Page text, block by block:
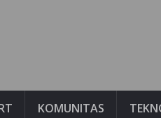
KOMUNITAS